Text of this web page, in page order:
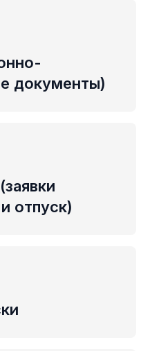
документы)
отпуск)